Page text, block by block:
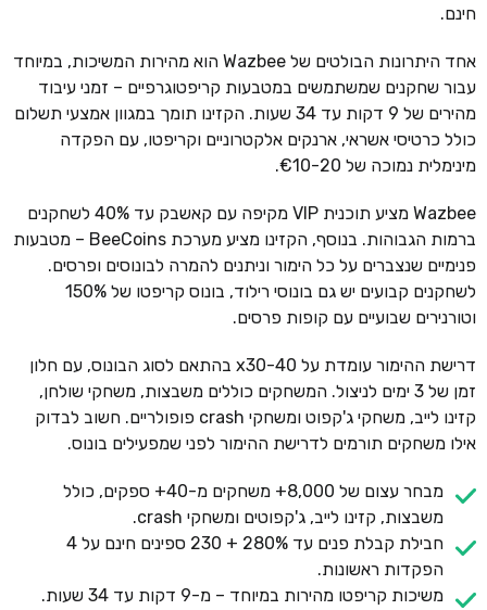
חינם.
אחד היתרונות הבולטים של Wazbee הוא מהירות המשיכות, במיוחד
עבור שחקנים שמשתמשים במטבעות קריפטוגרפיים – זמני עיבוד
מהירים של 9 דקות עד 34 שעות. הקזינו תומך במגוון אמצעי תשלום
כולל כרטיסי אשראי, ארנקים אלקטרוניים וקריפטו, עם הפקדה
מינימלית נמוכה של €10-20.
Wazbee מציע תוכנית VIP מקיפה עם קאשבק עד 40% לשחקנים
ברמות הגבוהות. בנוסף, הקזינו מציע מערכת BeeCoins – מטבעות
פנימיים שנצברים על כל הימור וניתנים להמרה לבונוסים ופרסים.
לשחקנים קבועים יש גם בונוסי רילוד, בונוס קריפטו של 150%
וטורנירים שבועיים עם קופות פרסים.
דרישת ההימור עומדת על x30-40 בהתאם לסוג הבונוס, עם חלון
זמן של 3 ימים לניצול. המשחקים כוללים משבצות, משחקי שולחן,
קזינו לייב, משחקי ג'קפוט ומשחקי crash פופולריים. חשוב לבדוק
אילו משחקים תורמים לדרישת ההימור לפני שמפעילים בונוס.
מבחר עצום של 8,000+ משחקים מ-40+ ספקים, כולל
משבצות, קזינו לייב, ג'קפוטים ומשחקי crash.
חבילת קבלת פנים עד 280% + 230 ספינים חינם על 4
הפקדות ראשונות.
משיכות קריפטו מהירות במיוחד – מ-9 דקות עד 34 שעות.